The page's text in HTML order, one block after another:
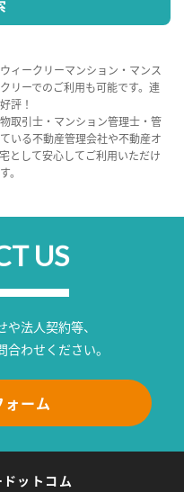
ィークリーマンション・マンス
リーでのご利用も可能です。連
評！
取引士・マンション管理士・管
いる不動産管理会社や不動産オ
として安心してご利用いただけ
。
US
法人契約等、
わせください。
ォーム
ットコム